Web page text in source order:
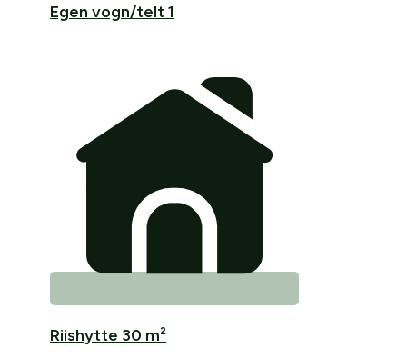
Egen vogn/telt 1
Riishytte 30 m²